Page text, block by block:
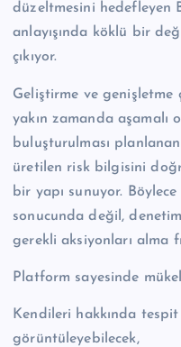
düzeltmesini hedefleyen
anlayışında köklü bir
çıkıyor.
Geliştirme ve genişletme
yakın zamanda aşamalı
buluşturulması
üretilen risk bilgisini
bir yapı sunuyor.
sonucunda değil,
gerekli aksiyonları alma
Platform sayesinde
Kendileri hakkında
görüntüleyebilecek,